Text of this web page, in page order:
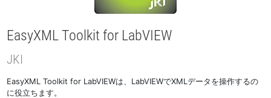
EasyXML Toolkit for LabVIEW
JKI
EasyXML Toolkit for LabVIEWは、LabVIEWでXMLデータを操作するの
に役立ちます。